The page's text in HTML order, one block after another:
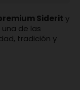
Siderit y
de las
tradición y